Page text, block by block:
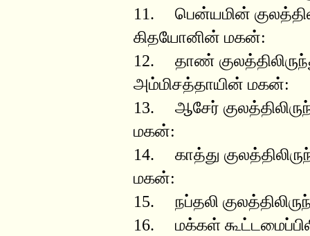
11. பென்யமின்
கிதயோனின் மகன்:
12. தாண்
அம்மிசத்தாயின் மகன்:
13. ஆசேர்
மகன்:
14. காத்து
மகன்:
15. நப்தலி
16. மக்கள்